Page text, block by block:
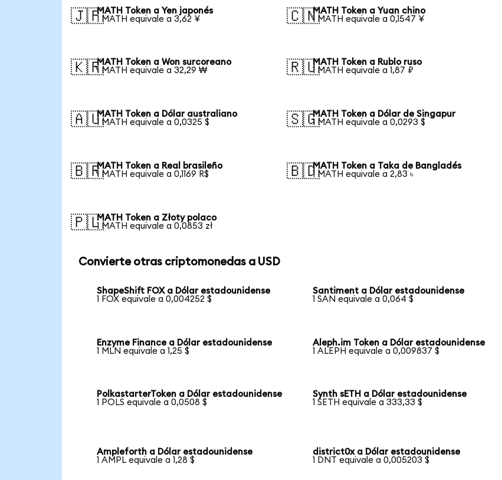
🇯🇵MATH Token a Yen japonés
1 MATH equivale a 3,62 ¥
🇨🇳MATH Token a Yuan chino
1 MATH equivale a 0,1547 ¥
🇰🇷MATH Token a Won surcoreano
1 MATH equivale a 32,29 ₩
🇷🇺MATH Token a Rublo ruso
1 MATH equivale a 1,87 ₽
🇦🇺MATH Token a Dólar australiano
1 MATH equivale a 0,0325 $
🇸🇬MATH Token a Dólar de Singapur
1 MATH equivale a 0,0293 $
🇧🇷MATH Token a Real brasileño
1 MATH equivale a 0,1169 R$
🇧🇩MATH Token a Taka de Bangladés
1 MATH equivale a 2,83 ৳
🇵🇱MATH Token a Złoty polaco
1 MATH equivale a 0,0853 zł
Convierte otras criptomonedas a USD
ShapeShift FOX a Dólar estadounidense
1 FOX equivale a 0,004252 $
Santiment a Dólar estadounidense
1 SAN equivale a 0,064 $
Enzyme Finance a Dólar estadounidense
1 MLN equivale a 1,25 $
Aleph.im Token a Dólar estadounidense
1 ALEPH equivale a 0,009837 $
PolkastarterToken a Dólar estadounidense
1 POLS equivale a 0,0508 $
Synth sETH a Dólar estadounidense
1 SETH equivale a 333,33 $
Ampleforth a Dólar estadounidense
1 AMPL equivale a 1,28 $
district0x a Dólar estadounidense
1 DNT equivale a 0,005203 $